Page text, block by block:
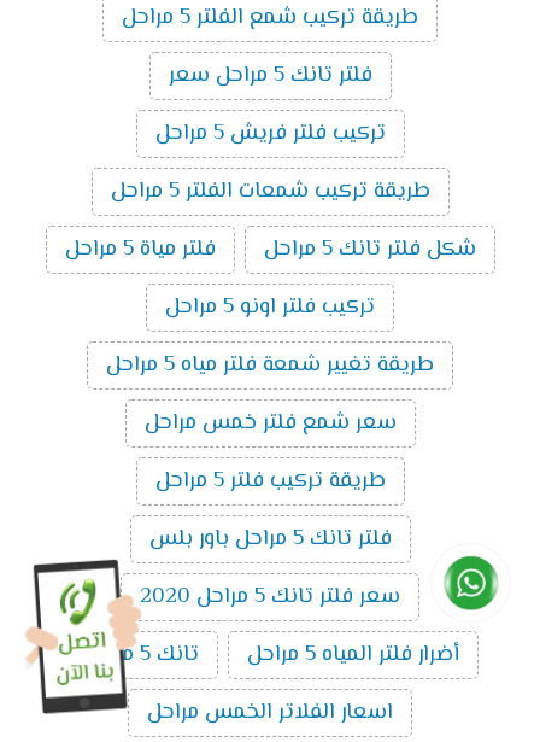
طريقة تركيب شمع الفلتر 5 مراحل
فلتر تانك 5 مراحل سعر
تركيب فلتر فريش 5 مراحل
طريقة تركيب شمعات الفلتر 5 مراحل
شكل فلتر تانك 5 مراحل
فلتر مياة 5 مراحل
تركيب فلتر اونو 5 مراحل
طريقة تغيير شمعة فلتر مياه 5 مراحل
سعر شمع فلتر خمس مراحل
طريقة تركيب فلتر 5 مراحل
فلتر تانك 5 مراحل باور بلس
سعر فلتر تانك 5 مراحل 2020
أضرار فلتر المياه 5 مراحل
تانك 5 مراحل
اسعار الفلاتر الخمس مراحل